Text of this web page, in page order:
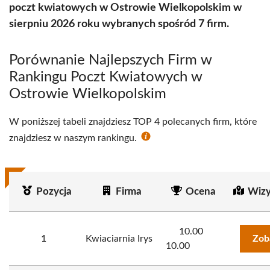
poczt kwiatowych w Ostrowie Wielkopolskim w
sierpniu 2026 roku wybranych spośród 7 firm.
Porównanie Najlepszych Firm w
Rankingu Poczt Kwiatowych w
Ostrowie Wielkopolskim
W poniższej tabeli znajdziesz TOP 4 polecanych firm, które
znajdziesz w naszym rankingu.
Pozycja Firma Ocena
1 Kwiaciarnia Irys
10.00
10.00